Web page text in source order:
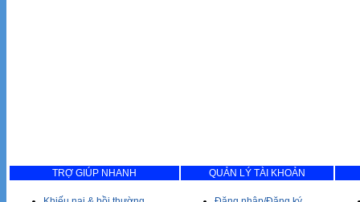
TRỢ GIÚP NHANH QUẢN LÝ TÀI KHOẢN